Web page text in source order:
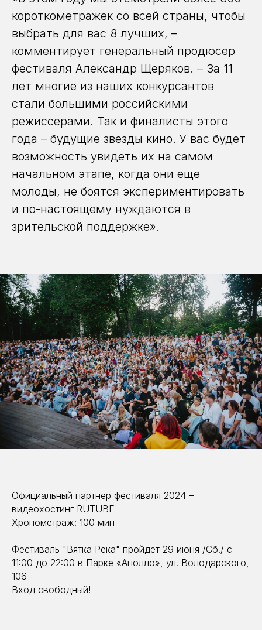
короткометражек со всей страны, чтобы
выбрать для вас 8 лучших, –
комментирует генеральный продюсер
фестиваля Александр Щеряков. – За 11
лет многие из наших конкурсантов
стали большими российскими
режиссерами. Так и финалисты этого
года – будущие звезды кино. У вас будет
возможность увидеть их на самом
начальном этапе, когда они еще
молоды, не боятся экспериментировать
и по-настоящему нуждаются в
зрительской поддержке».
Официальный партнер фестиваля 2024 –
видеохостинг RUTUBE
Хронометраж: 100 мин
Фестиваль "Вятка Река" пройдёт 29 июня /Сб./ с
11:00 до 22:00 в Парке «Аполло», ул. Володарского,
106
Вход свободный!